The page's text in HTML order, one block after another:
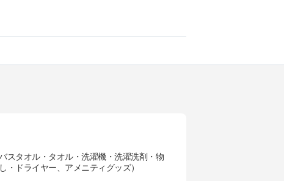
スタオル・タオル・洗濯機・洗濯洗剤・物
・ドライヤー、アメニティグッズ）